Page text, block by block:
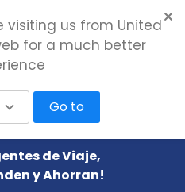
de Viaje,
y Ahorran!
us from United
for a much better
Go to